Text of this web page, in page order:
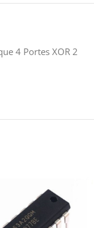
4 Portes XOR 2